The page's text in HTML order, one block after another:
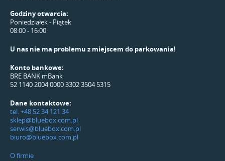
Godziny otwarcia:
Poniedziałek - Piątek
08:00 - 16:00
U nas nie ma problemu z miejscem do parkowania!
Konto bankowe:
BRE BANK mBank
52 1140 2004 0000 3302 3504 5315
Dane kontaktowe:
tel. +48 52 34 121 34
sklep@bluebox.com.pl
serwis@bluebox.com.pl
biuro@bluebox.com.pl
O firmie